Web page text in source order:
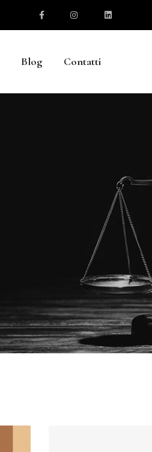
Blog Contatti